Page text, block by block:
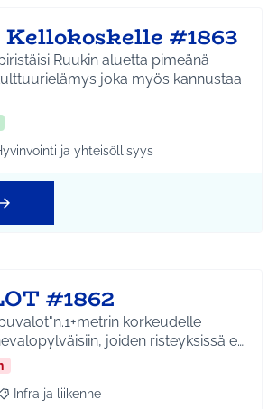
Kellokoskelle #1863
Ruukin aluetta pimeänä
joka myös kannustaa
mukaan: Kellokoski
tulokset teeman mukaan: Hyvinvointi ja
ja yhteisöllisyys
#1862
korkeudelle
joiden risteyksissä e…
mukaan: Koko Tuusula
Rajaa tulokset teeman mukaan: Infra ja liikenne
Infra ja liikenne